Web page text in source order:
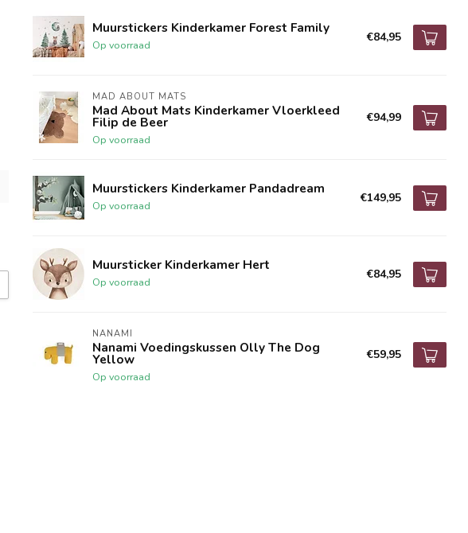
Muurstickers Kinderkamer Forest Family
Op voorraad
€84,95
MAD ABOUT MATS
Mad About Mats Kinderkamer Vloerkleed
Filip de Beer
Op voorraad
€94,99
Muurstickers Kinderkamer Pandadream
Op voorraad
€149,95
Muursticker Kinderkamer Hert
Op voorraad
€84,95
NANAMI
Nanami Voedingskussen Olly The Dog
Yellow
Op voorraad
€59,95